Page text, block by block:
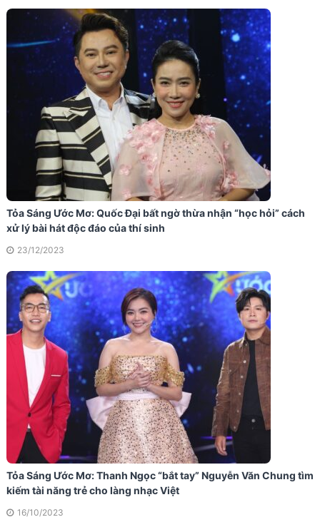
Tỏa Sáng Ước Mơ: Quốc Đại bất ngờ thừa nhận “học hỏi” cách
xử lý bài hát độc đáo của thí sinh
23/12/2023
Tỏa Sáng Ước Mơ: Thanh Ngọc “bắt tay” Nguyễn Văn Chung tìm
kiếm tài năng trẻ cho làng nhạc Việt
16/10/2023